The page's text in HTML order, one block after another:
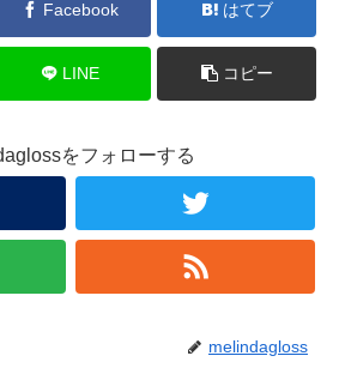
Facebook はてブ
LINE コピー
をフォローする
melindagloss